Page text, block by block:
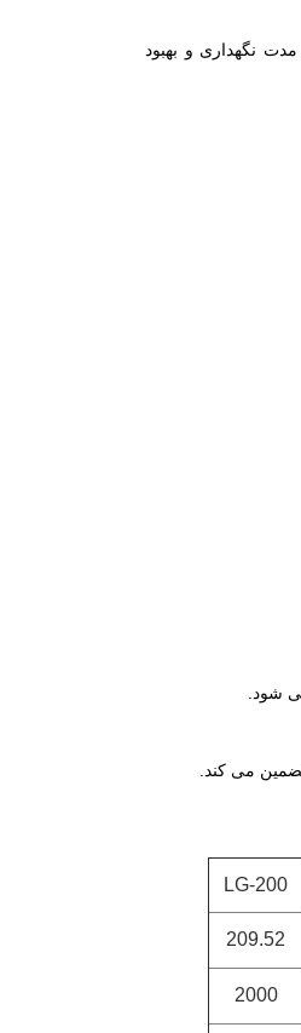
نگهداری و بهبود
شود.
می کند.
LG-200
209.52
2000